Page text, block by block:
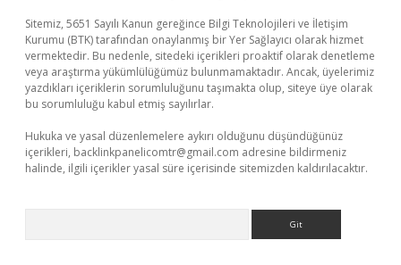
Sitemiz, 5651 Sayılı Kanun gereğince Bilgi Teknolojileri ve İletişim
Kurumu (BTK) tarafından onaylanmış bir Yer Sağlayıcı olarak hizmet
vermektedir. Bu nedenle, sitedeki içerikleri proaktif olarak denetleme
veya araştırma yükümlülüğümüz bulunmamaktadır. Ancak, üyelerimiz
yazdıkları içeriklerin sorumluluğunu taşımakta olup, siteye üye olarak
bu sorumluluğu kabul etmiş sayılırlar.
Hukuka ve yasal düzenlemelere aykırı olduğunu düşündüğünüz
içerikleri, backlinkpanelicomtr@gmail.com adresine bildirmeniz
halinde, ilgili içerikler yasal süre içerisinde sitemizden kaldırılacaktır.